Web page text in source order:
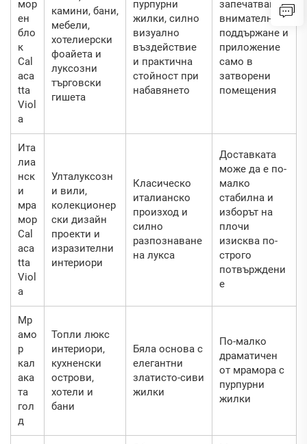
мор
ен
бло
к
Cal
aca
tta
Viol
a
камини, бани,
мебели,
хотелиерски
фоайета и
луксозни
търговски
гишета
пурпурни
жилки, силно
визуално
въздействие
и практична
стойност при
набавянето
запечатване,
внимателно
поддържане и
приложение
само в
затворени
помещения
Ита
лиа
нск
и
мра
мор
Cal
aca
tta
Viol
a
Улталуксозн
и вили,
колекционер
ски дизайн
проекти и
изразителни
интериори
Класическо
италианско
произход и
силно
разпознаване
на лукса
Доставката
може да е по-
малко
стабилна и
изборът на
плочи
изисква по-
строго
потвърждени
е
Мр
амо
р
кал
ака
та
гол
д
Топли люкс
интериори,
кухненски
острови,
хотели и
бани
Бяла основа с
елегантни
златисто-сиви
жилки
По-малко
драматичен
от мрамора с
пурпурни
жилки